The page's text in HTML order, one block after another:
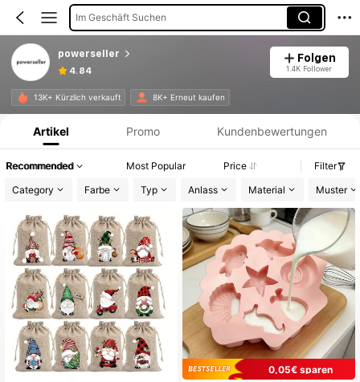
Im Geschäft Suchen
powerseller
4.84
Folgen
1.4K Follower
13K+ Kürzlich verkauft 8K+ Erneut kaufen
Produktinformation: Preisangabe, Verkaufs- und Lagerbestandsdetails.
Artikel Promo Kundenbewertungen
Recommended Most Popular Price
Filter
Category
Farbe Typ Anlass Material Muster
0,05€ sparen